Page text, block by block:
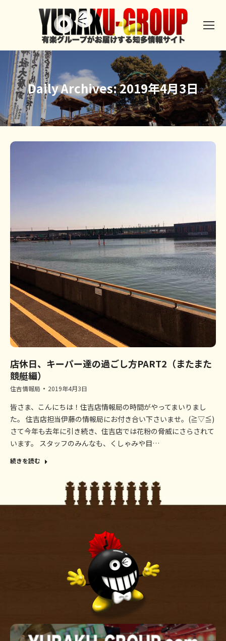
Daily Archives:2019年4月3日
店休日、キーパー達の過ごし方PART2（またまた
競艇編）
住吉情報局 2019年4月3日
皆さま、こんにちは！住吉店情報局の時間がやってまいりまし
た。 住吉店担当伊藤の情報局にお付き合い下さいませ。(≧▽≦)
さて今年も去年に引き続き、住吉店では花粉の脅威にさらされて
います。 スタッフのみんなも、くしゃみや目…
続きを読む